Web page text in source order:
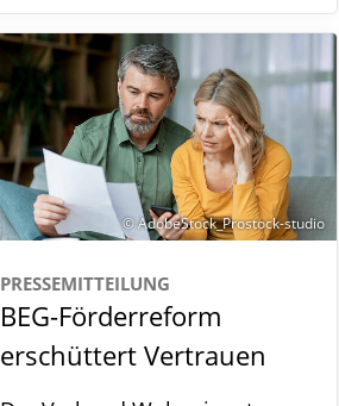
© AdobeStock_Prostock-studio
PRESSEMITTEILUNG
BEG-Förderreform
erschüttert Vertrauen